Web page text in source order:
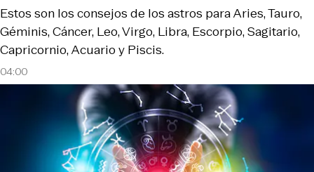
04:00
Estos son los consejos de los astros para Aries, Tauro,
Géminis, Cáncer, Leo, Virgo, Libra, Escorpio, Sagitario,
Capricornio, Acuario y Piscis.